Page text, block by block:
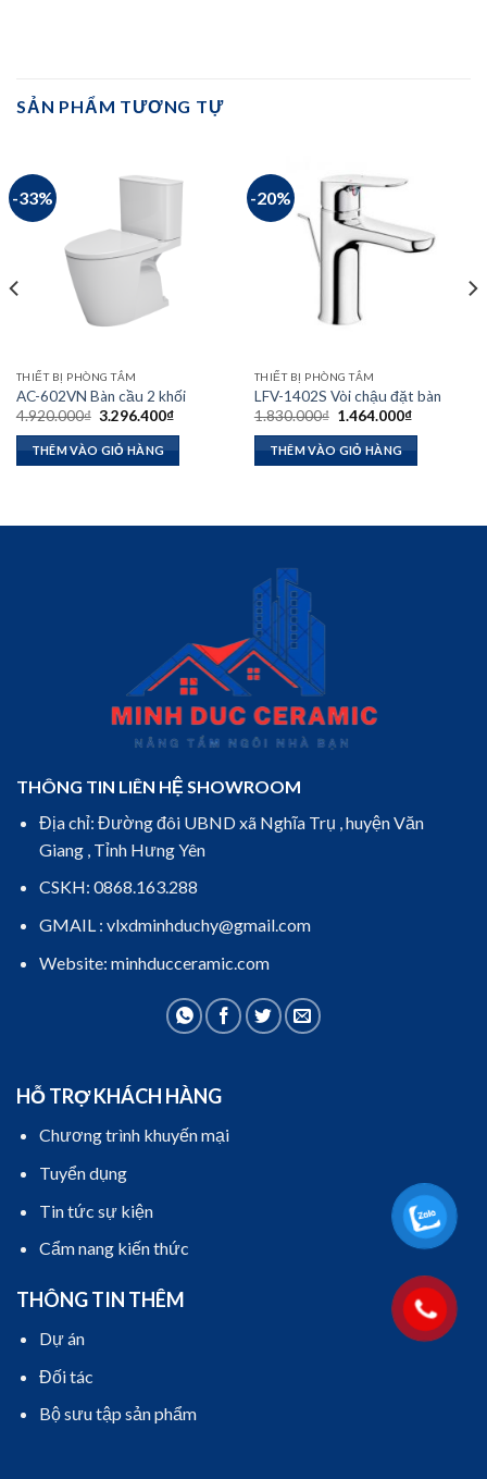
SẢN PHẨM TƯƠNG TỰ
-33%
THIẾT BỊ PHÒNG TẮM
AC-602VN Bàn cầu 2 khối
4.920.000₫ Giá
là:
4.920.000₫.
3.296.400₫Giá
3.296.400₫.
THÊM VÀO GIỎ HÀNG
-20%
THIẾT BỊ PHÒNG TẮM
LFV-1402S Vòi chậu đặt bàn
1.830.000₫ Giá
là:
1.830.000₫.
1.464.000₫Giá
THÊM VÀO GIỎ HÀNG
THÔNG TIN LIÊN HỆ SHOWROOM
Địa chỉ: Đường đôi UBND xã Nghĩa Trụ , huyện Văn
Giang , Tỉnh Hưng Yên
CSKH: 0868.163.288
GMAIL : vlxdminhduchy@gmail.com
Website: minhducceramic.com
HỖ TRỢ KHÁCH HÀNG
Chương trình khuyến mại
Tuyển dụng
Tin tức sự kiện
Cẩm nang kiến thức
THÔNG TIN THÊM
Dự án
Đối tác
Bộ sưu tập sản phẩm